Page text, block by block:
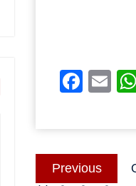
Post
navigation
Previous